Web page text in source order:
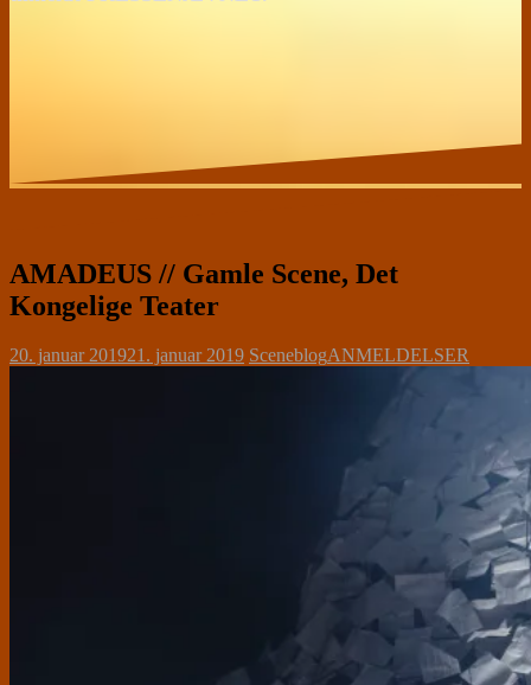
AMADEUS // Gamle Scene, Det
Kongelige Teater
20. januar 201921. januar 2019 SceneblogANMELDELSER